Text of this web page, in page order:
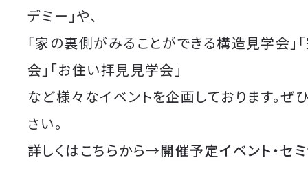
デミー」や、
「家の裏側がみることができる構造見学会」
会」「お住い拝見見学会」
など様々なイベントを企画しております。ぜ
さい。
詳しくはこちらから→開催予定イベント・セ